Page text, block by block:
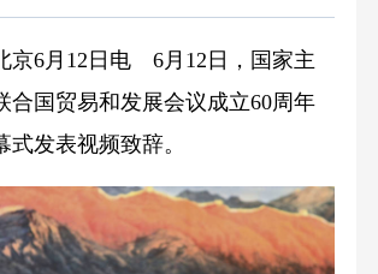
6月12日电 6月12日，国家主
合国贸易和发展会议成立60周年
式发表视频致辞。